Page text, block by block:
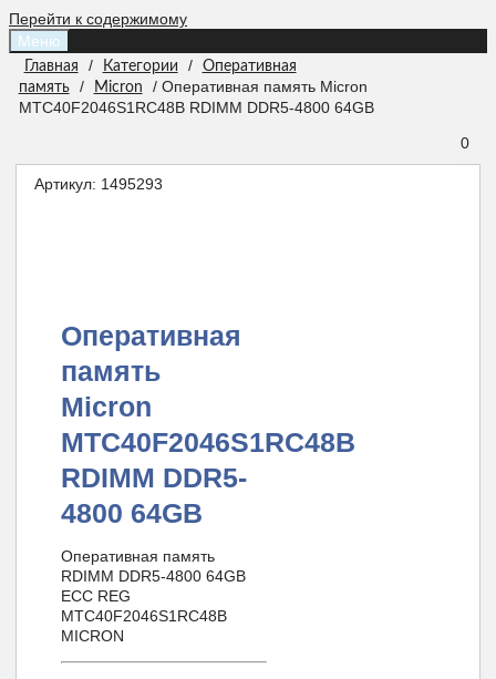
Перейти к содержимому
Меню
Главная / Категории /
Оперативная
память
/ Micron
/ Оперативная память Micron
MTC40F2046S1RC48B RDIMM DDR5-4800 64GB
0
Артикул: 1495293
Оперативная
память
Micron
MTC40F2046S1RC48B
RDIMM DDR5-
4800 64GB
Оперативная память
RDIMM DDR5-4800 64GB
ECC REG
MTC40F2046S1RC48B
MICRON